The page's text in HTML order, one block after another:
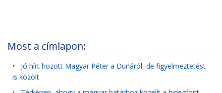
Most a címlapon:
• Jó hírt hozott Magyar Péter a Dunáról, de figyelmeztetést
is közölt